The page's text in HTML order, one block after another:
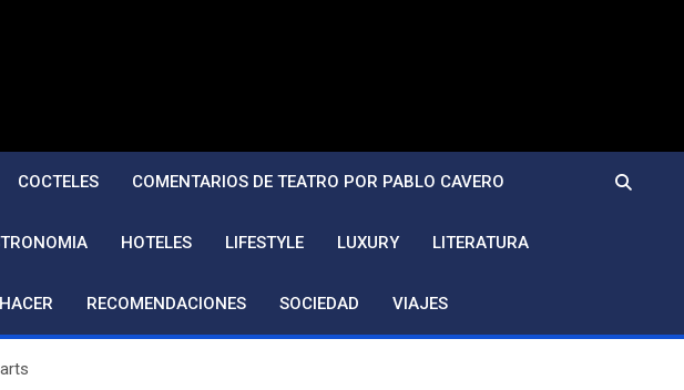
COCTELES COMENTARIOS DE TEATRO POR PABLO CAVERO
HOTELES LIFESTYLE LUXURY LITERATURA
RECOMENDACIONES SOCIEDAD VIAJES